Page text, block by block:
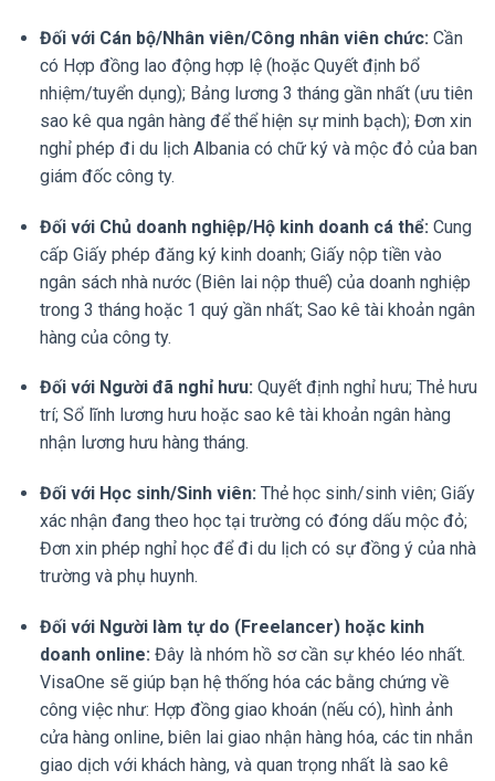
Đối với Cán bộ/Nhân viên/Công nhân viên chức: Cần
có Hợp đồng lao động hợp lệ (hoặc Quyết định bổ
nhiệm/tuyển dụng); Bảng lương 3 tháng gần nhất (ưu tiên
sao kê qua ngân hàng để thể hiện sự minh bạch); Đơn xin
nghỉ phép đi du lịch Albania có chữ ký và mộc đỏ của ban
giám đốc công ty.
Đối với Chủ doanh nghiệp/Hộ kinh doanh cá thể: Cung
cấp Giấy phép đăng ký kinh doanh; Giấy nộp tiền vào
ngân sách nhà nước (Biên lai nộp thuế) của doanh nghiệp
trong 3 tháng hoặc 1 quý gần nhất; Sao kê tài khoản ngân
hàng của công ty.
Đối với Người đã nghỉ hưu: Quyết định nghỉ hưu; Thẻ hưu
trí; Sổ lĩnh lương hưu hoặc sao kê tài khoản ngân hàng
nhận lương hưu hàng tháng.
Đối với Học sinh/Sinh viên: Thẻ học sinh/sinh viên; Giấy
xác nhận đang theo học tại trường có đóng dấu mộc đỏ;
Đơn xin phép nghỉ học để đi du lịch có sự đồng ý của nhà
trường và phụ huynh.
Đối với Người làm tự do (Freelancer) hoặc kinh
doanh online: Đây là nhóm hồ sơ cần sự khéo léo nhất.
VisaOne sẽ giúp bạn hệ thống hóa các bằng chứng về
công việc như: Hợp đồng giao khoán (nếu có), hình ảnh
cửa hàng online, biên lai giao nhận hàng hóa, các tin nhắn
giao dịch với khách hàng, và quan trọng nhất là sao kê